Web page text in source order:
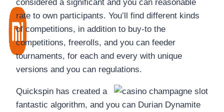
considered a significant and you can reasonable
rate to own participants. You’ll find different kinds
of competitions, in addition to buy-to the
competitions, freerolls, and you can feeder
tournaments, for each and every with unique
versions and you can regulations.
Quickspin has created a
fantastic algorithm, and you can Durian Dynamite